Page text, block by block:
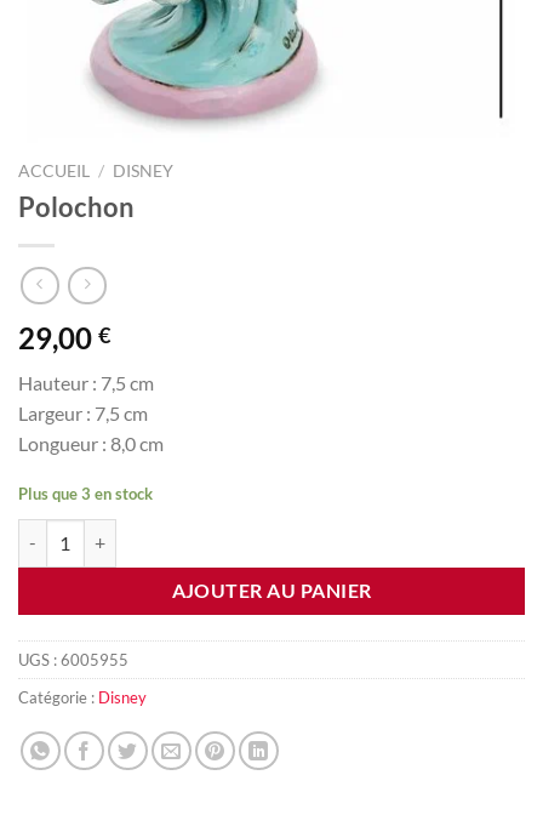
ACCUEIL / DISNEY
Polochon
29,00 €
Hauteur : 7,5 cm
Largeur : 7,5 cm
Longueur : 8,0 cm
Plus que 3 en stock
AJOUTER AU PANIER
UGS :6005955
Catégorie : Disney